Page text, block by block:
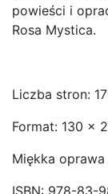
powieści i
Rosa Mystica.
Liczba stron:
Format: 130 x
Miękka oprawa
ISBN: 978-83-